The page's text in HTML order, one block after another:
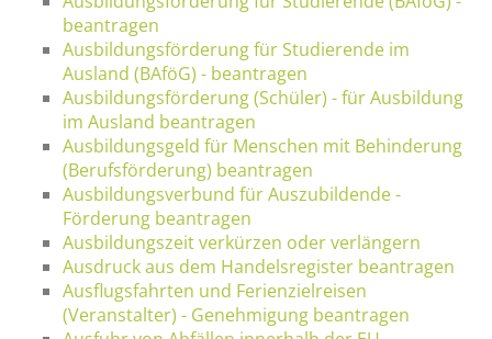
beantragen
Ausbildungsförderung für Studierende im
Ausland (BAföG) - beantragen
Ausbildungsförderung (Schüler) - für Ausbildung
im Ausland beantragen
Ausbildungsgeld für Menschen mit Behinderung
(Berufsförderung) beantragen
Ausbildungsverbund für Auszubildende -
Förderung beantragen
Ausbildungszeit verkürzen oder verlängern
Ausdruck aus dem Handelsregister beantragen
Ausflugsfahrten und Ferienzielreisen
(Veranstalter) - Genehmigung beantragen